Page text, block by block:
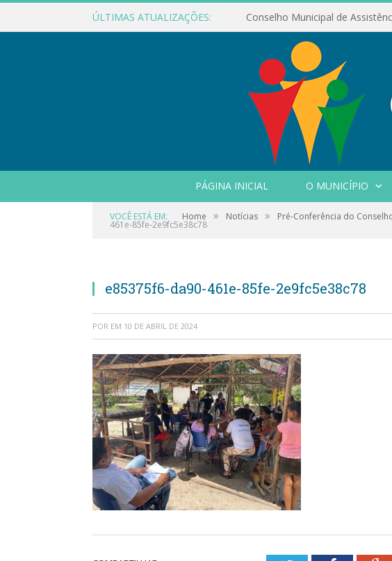
ÚLTIMAS ATUALIZAÇÕES:
PÁGINA INICIAL O MUNICÍPIO
VOCÊ ESTÁ EM: Home » Notícias » Pré-Conferência do
461e-85fe-2e9fc5e38c78
e85375f6-da90-461e-85fe-2e9fc5e38c78
POR EM 10 DE ABRIL DE 2024